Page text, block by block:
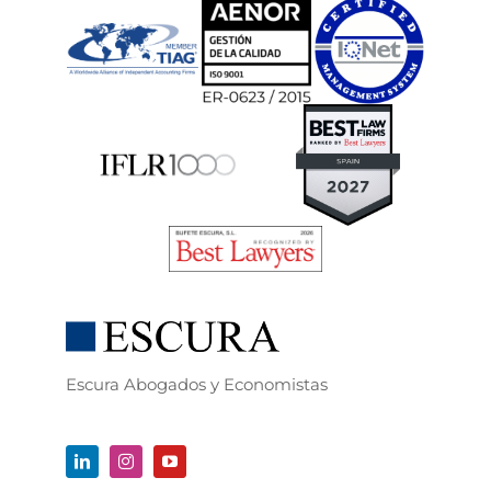
Escura Abogados y Economistas